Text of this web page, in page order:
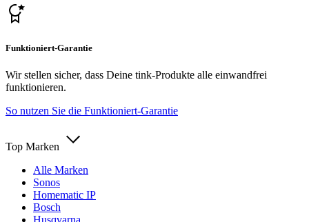
Funktioniert-Garantie
Wir stellen sicher, dass Deine tink-Produkte alle einwandfrei
funktionieren.
So nutzen Sie die Funktioniert-Garantie
Top Marken
Alle Marken
Sonos
Homematic IP
Bosch
Husqvarna